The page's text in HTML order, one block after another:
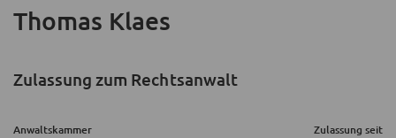
Thomas Klaes
Zulassung zum Rechtsanwalt
Anwaltskammer Zulassung seit